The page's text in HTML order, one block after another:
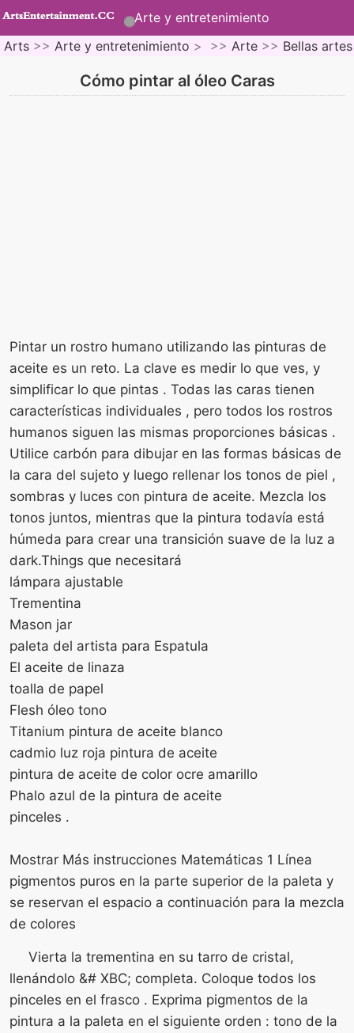
Arte y entretenimiento
Arts >> Arte y entretenimiento > >> Arte >> Bellas artes
Cómo pintar al óleo Caras
Pintar un rostro humano utilizando las pinturas de
aceite es un reto. La clave es medir lo que ves, y
simplificar lo que pintas . Todas las caras tienen
características individuales , pero todos los rostros
humanos siguen las mismas proporciones básicas .
Utilice carbón para dibujar en las formas básicas de
la cara del sujeto y luego rellenar los tonos de piel ,
sombras y luces con pintura de aceite. Mezcla los
tonos juntos, mientras que la pintura todavía está
húmeda para crear una transición suave de la luz a
dark.Things que necesitará
lámpara ajustable
Trementina
Mason jar
paleta del artista para Espatula
El aceite de linaza
toalla de papel
Flesh óleo tono
Titanium pintura de aceite blanco
cadmio luz roja pintura de aceite
pintura de aceite de color ocre amarillo
Phalo azul de la pintura de aceite
pinceles .
Mostrar Más instrucciones Matemáticas 1 Línea
pigmentos puros en la parte superior de la paleta y
se reservan el espacio a continuación para la mezcla
de colores
Vierta la trementina en su tarro de cristal,
llenándolo &# XBC; completa. Coloque todos los
pinceles en el frasco . Exprima pigmentos de la
pintura a la paleta en el siguiente orden : tono de la